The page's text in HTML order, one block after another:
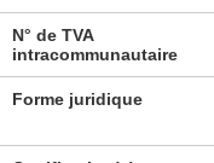
N° de TVA
intracommunautaire
Forme juridique